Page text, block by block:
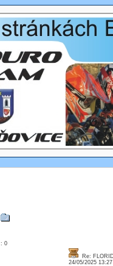
: 0
Re:
24/05/2025